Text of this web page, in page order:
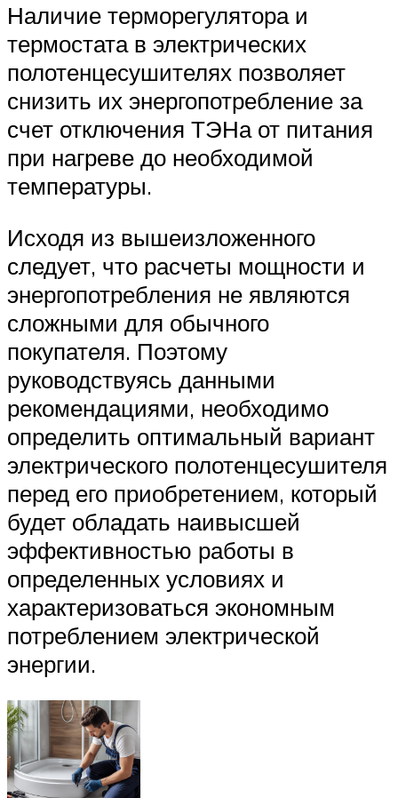
Наличие терморегулятора и
термостата в электрических
полотенцесушителях позволяет
снизить их энергопотребление за
счет отключения ТЭНа от питания
при нагреве до необходимой
температуры.
Исходя из вышеизложенного
следует, что расчеты мощности и
энергопотребления не являются
сложными для обычного
покупателя. Поэтому
руководствуясь данными
рекомендациями, необходимо
определить оптимальный вариант
электрического полотенцесушителя
перед его приобретением, который
будет обладать наивысшей
эффективностью работы в
определенных условиях и
характеризоваться экономным
потреблением электрической
энергии.